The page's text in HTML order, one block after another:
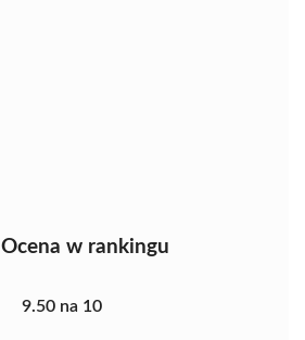
Ocena w rankingu
9.50 na 10